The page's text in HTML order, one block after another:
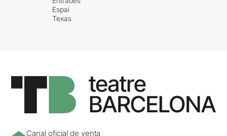
Espai
Texas
Canal oficial de venta